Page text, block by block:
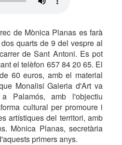
de Mònica Planas es farà
quarts de 9 del vespre al
de Sant Antoni. Es pot
el telèfon 657 84 20 65. El
60 euros, amb el material
Monalisi Galeria d'Art va
Palamós, amb l'objectiu
cultural per promoure i
artístiques del territori, amb
Mònica Planas, secretària
primers anys.